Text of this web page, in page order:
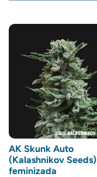
AK Skunk Auto
(Kalashnikov Seeds)
feminizada